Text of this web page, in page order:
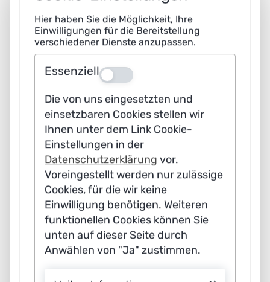
Energiewirtschaft kann Künstliche
Intelligenz noch eine wichtige Rolle
im Sinne der Nachhaltigkeit
werden bereits in fast allen
Wertschöpfungsstufen der
Energiewirtschaft erprobt. Wir
unterteilen die digital geprägte
Energiewirtschaft in zwei
unterschiedliche Stufen: die
Dateninfrastruktur bestehend aus
Datenerzeugung und
Hier haben Sie die Möglichkeit, Ihre
Einwilligungen für die Bereitstellung
verschiedener Dienste anzupassen.
Essenziell Aus
Die von uns eingesetzten und
einsetzbaren Cookies stellen wir
Ihnen unter dem Link Cookie-
Einstellungen in der
Datenschutzerklärung vor.
Voreingestellt werden nur zulässige
Cookies, für die wir keine
Einwilligung benötigen. Weiteren
funktionellen Cookies können Sie
unten auf dieser Seite durch
Anwählen von "Ja" zustimmen.